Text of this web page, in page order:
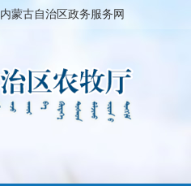
内蒙古自治区政务服务网